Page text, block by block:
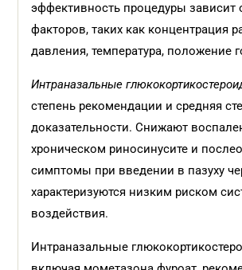
эффективность процедуры зависит
факторов, таких как концентрация
давления, температура, положение
Интраназальные
степень рекомендации и средняя
доказательности. Снижают
хроническом риносинусите и
симптомы при введении в пазуху
характеризуются низким риском
воздействия.
Интраназальные